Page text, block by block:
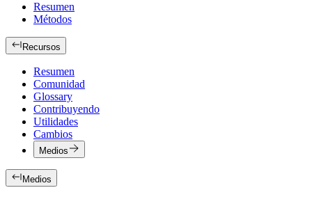
Resumen
Métodos
Recursos
Resumen
Comunidad
Glossary
Contribuyendo
Utilidades
Cambios
Medios
Medios